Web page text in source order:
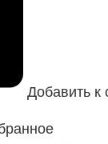
Добавить